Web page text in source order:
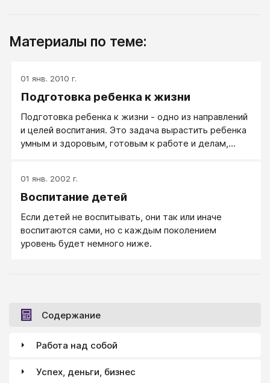
Материалы по теме:
01 янв. 2010 г.
Подготовка ребенка к жизни
Подготовка ребенка к жизни - одно из направлений
и целей воспитания. Это задача вырастить ребенка
умным и здоровым, готовым к работе и делам,
направлений, кто-то - другому.
01 янв. 2002 г.
Воспитание детей
Если детей не воспитывать, они так или иначе
воспитаются сами, но с каждым поколением
уровень будет немного ниже.
Содержание
Работа над собой
Успех, деньги, бизнес